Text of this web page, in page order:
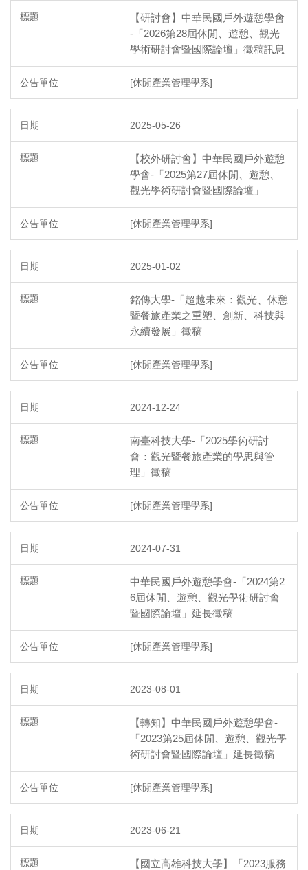
【研討會】中華民國戶外遊憩學會
-「2026第28屆休閒、遊憩、觀光
學術研討會暨國際論壇」徵稿訊息
[休閒產業管理學系]
2025-05-26
【校外研討會】中華民國戶外遊憩
學會-「2025第27屆休閒、遊憩、
觀光學術研討會暨國際論壇」
[休閒產業管理學系]
2025-01-02
銘傳大學-「超越未來：觀光、休憩
暨餐旅產業之重塑、創新、科技與
永續發展」徵稿
[休閒產業管理學系]
2024-12-24
南臺科技大學-「2025學術研討
會：觀光暨餐旅產業的學思與管
理」徵稿
[休閒產業管理學系]
2024-07-31
中華民國戶外遊憩學會-「2024第2
6屆休閒、遊憩、觀光學術研討會
暨國際論壇」延長徵稿
[休閒產業管理學系]
2023-08-01
【轉知】中華民國戶外遊憩學會-
「2023第25屆休閒、遊憩、觀光學
術研討會暨國際論壇」延長徵稿
[休閒產業管理學系]
2023-06-21
【國立高雄科技大學】「2023服務